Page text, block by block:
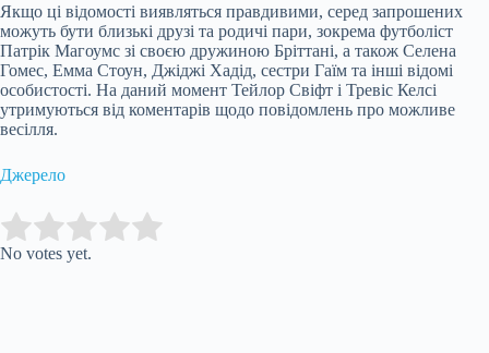
Якщо ці відомості виявляться правдивими, серед запрошених
можуть бути близькі друзі та родичі пари, зокрема футболіст
Патрік Магоумс зі своєю дружиною Бріттані, а також Селена
Гомес, Емма Стоун, Джіджі Хадід, сестри Гаїм та інші відомі
особистості. На даний момент Тейлор Свіфт і Тревіс Келсі
утримуються від коментарів щодо повідомлень про можливе
весілля.
Джерело
Rate this item:
No votes yet.